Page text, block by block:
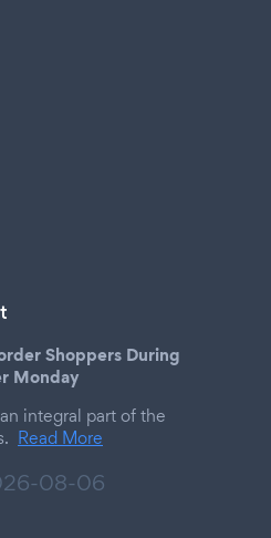
Shoppers During
Monday
integral part of the
Read More
08-06